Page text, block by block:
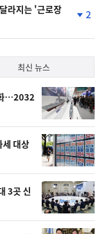
라지는 '근로장
계
락
2
최신 뉴스
…2032
대상
3곳 신